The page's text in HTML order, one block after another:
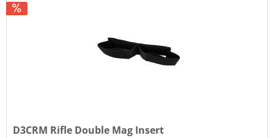
D3CRM Rifle Double Mag Insert